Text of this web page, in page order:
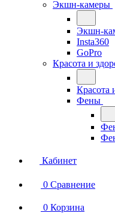
Экшн-камеры
Экшн-
Insta360
GoPro
Красота и
Красота
Фены
Кабинет
0 Сравнение
0 Корзина